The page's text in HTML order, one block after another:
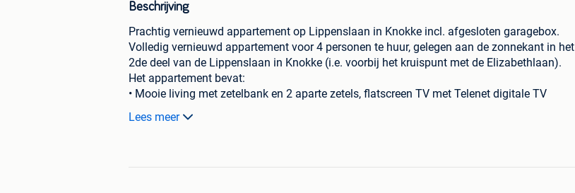
Beschrijving
Prachtig vernieuwd appartement op Lippenslaan in Knokke incl. afgesloten garagebox.
Volledig vernieuwd appartement voor 4 personen te huur, gelegen aan de zonnekant in het
2de deel van de Lippenslaan in Knokke (i.e. voorbij het kruispunt met de Elizabethlaan).
Het appartement bevat:
• Mooie living met zetelbank en 2 aparte zetels, flatscreen TV met Telenet digitale TV
abonnement en internet, Bose SoundTouch 10
• Een volledig geïnstalleerde en open keuken met oven/microgolf oven, vaatwas, Nespresso
Lees meer